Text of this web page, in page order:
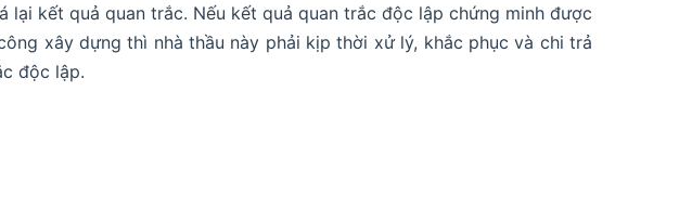
lại kết quả quan trắc. Nếu kết quả quan trắc độc lập chứng minh được
xây dựng thì nhà thầu này phải kịp thời xử lý, khắc phục và chi trả
độc lập.